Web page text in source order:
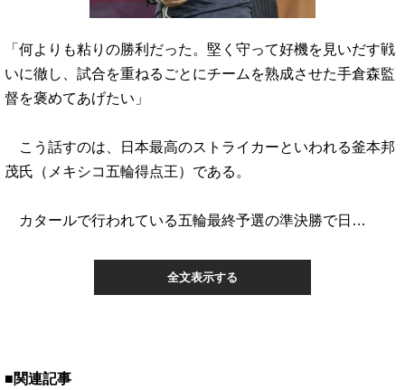
「何よりも粘りの勝利だった。堅く守って好機を見いだす戦
いに徹し、試合を重ねるごとにチームを熟成させた手倉森監
督を褒めてあげたい」
こう話すのは、日本最高のストライカーといわれる釜本邦
茂氏（メキシコ五輪得点王）である。
カタールで行われている五輪最終予選の準決勝で日…
全文表示する
■関連記事